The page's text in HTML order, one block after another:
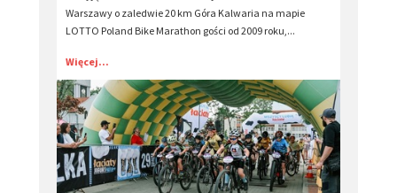
Warszawy o zaledwie 20 km Góra Kalwaria na mapie
LOTTO Poland Bike Marathon gości od 2009 roku,...
Więcej...